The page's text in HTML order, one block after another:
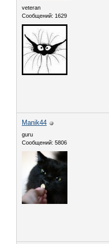
veteran
Сообщений: 1629
Manik44
guru
Сообщений: 5806